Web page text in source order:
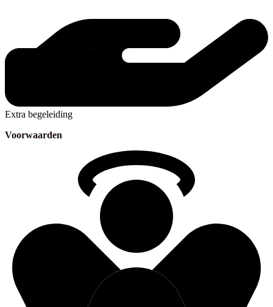
Extra begeleiding
Voorwaarden